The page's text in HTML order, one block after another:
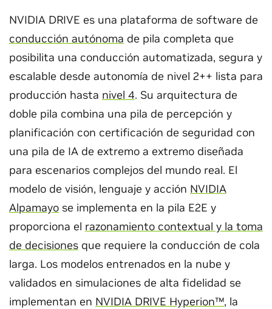
NVIDIA DRIVE es una plataforma de software de
conducción autónoma de pila completa que
posibilita una conducción automatizada, segura y
escalable desde autonomía de nivel 2++ lista para
producción hasta nivel 4. Su arquitectura de
doble pila combina una pila de percepción y
planificación con certificación de seguridad con
una pila de IA de extremo a extremo diseñada
para escenarios complejos del mundo real. El
modelo de visión, lenguaje y acción NVIDIA
Alpamayo se implementa en la pila E2E y
proporciona el razonamiento contextual y la toma
de decisiones que requiere la conducción de cola
larga. Los modelos entrenados en la nube y
validados en simulaciones de alta fidelidad se
implementan en NVIDIA DRIVE Hyperion™, la